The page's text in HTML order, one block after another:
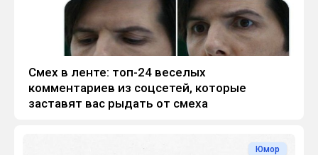
Смех в ленте: топ-24 веселых
комментариев из соцсетей, которые
заставят вас рыдать от смеха
Юмор